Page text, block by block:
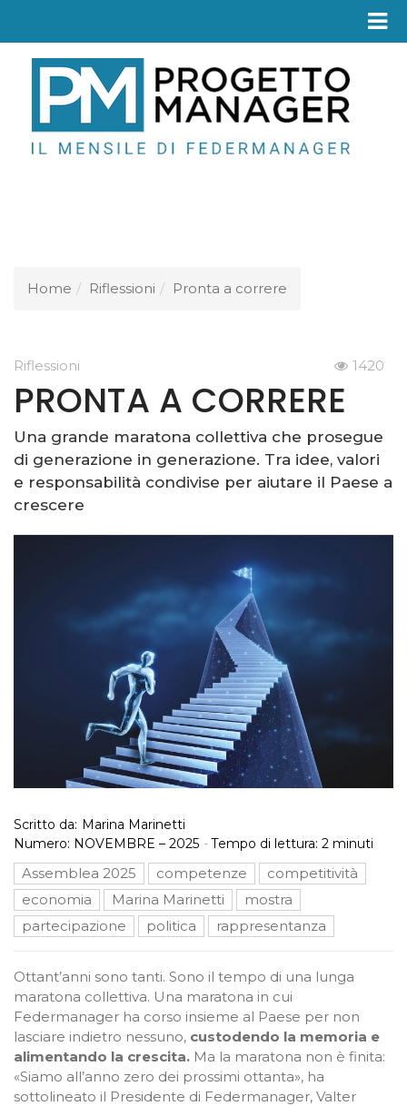
Home Riflessioni Pronta a correre
Riflessioni 1420
PRONTA A CORRERE
Una grande maratona collettiva che prosegue
di generazione in generazione. Tra idee, valori
e responsabilità condivise per aiutare il Paese a
crescere
Scritto da: Marina Marinetti
Numero: NOVEMBRE – 2025 -Tempo di lettura: 2 minuti
Assemblea 2025 competenze
competitività
economia
Marina Marinetti
mostra
partecipazione
politica rappresentanza
Ottant’anni sono tanti. Sono il tempo di una lunga
maratona collettiva. Una maratona in cui
Federmanager ha corso insieme al Paese per non
lasciare indietro nessuno, custodendo la memoria e
alimentando la crescita. Ma la maratona non è finita:
«Siamo all’anno zero dei prossimi ottanta», ha
sottolineato il Presidente di Federmanager, Valter